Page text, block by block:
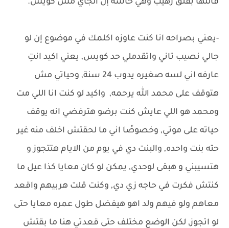
قالتها بقلق رهيب وهي حاسة إن الجاي مش كويس.
-يعني بصراحه انا كنت عاوزه اكلمك في موضوع إن لو
جالي نصيب تاني واتقدملي حد كويس, يعني اكيد انتِ
عارفه اني لسه صغيره يدوب 24 سنة, وحياتي مش
هتوقف على محمد الله يرحمه, واكيد لو كنت انا اللي مت
ومحمد هو اللي عايش كنت برضو هترفضي انه يوقف
حياته على موتي, وخصوصًا اني ما لحقتش اخلف منه غير
حته بنت واحده, والبنت دي في يوم من الايام هتتجوز و
هتسيبني و هبقى لوحدي, يمكن لو كان معايا كذا عيل ما
كنتش فكرت في حاجه زي دي, وكنت قلت هربيهم واقعد
معاهم ولو فيهم ولد اهو هيفضل طول عمره معايا حتى
لو اتجوز, لكن الوضع مختلف حتى قعدتي هنا ما بقتش